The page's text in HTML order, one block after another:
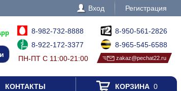
Вход Регистрация
8-982-732-8888
8-922-172-3377
ПН-ПТ С 11:00-21:00
8-950-561-2826
8-965-545-6588
zakaz@pechat22.ru
КОНТАКТЫ КОРЗИНА0